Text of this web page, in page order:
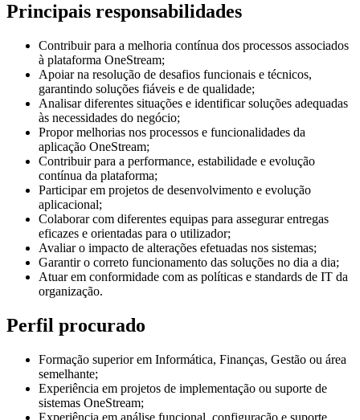
Principais responsabilidades
Contribuir para a melhoria contínua dos processos associados
à plataforma OneStream;
Apoiar na resolução de desafios funcionais e técnicos,
garantindo soluções fiáveis e de qualidade;
Analisar diferentes situações e identificar soluções adequadas
às necessidades do negócio;
Propor melhorias nos processos e funcionalidades da
aplicação OneStream;
Contribuir para a performance, estabilidade e evolução
contínua da plataforma;
Participar em projetos de desenvolvimento e evolução
aplicacional;
Colaborar com diferentes equipas para assegurar entregas
eficazes e orientadas para o utilizador;
Avaliar o impacto de alterações efetuadas nos sistemas;
Garantir o correto funcionamento das soluções no dia a dia;
Atuar em conformidade com as políticas e standards de IT da
organização.
Perfil procurado
Formação superior em Informática, Finanças, Gestão ou área
semelhante;
Experiência em projetos de implementação ou suporte de
sistemas OneStream;
Experiência em análise funcional, configuração e suporte